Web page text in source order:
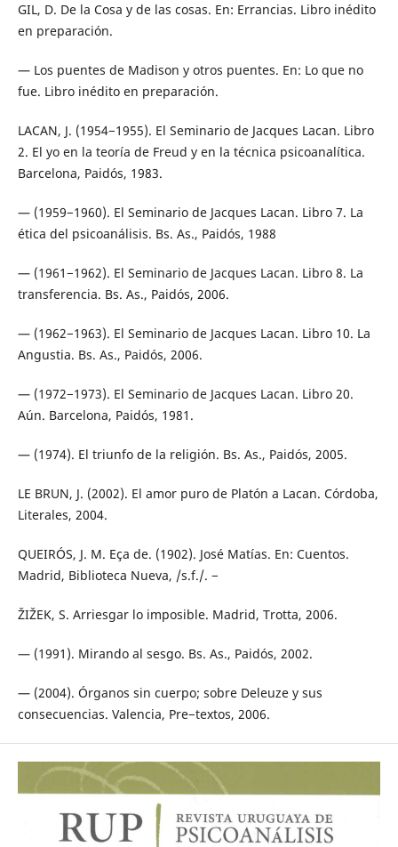
GIL, D. De la Cosa y de las cosas. En: Errancias. Libro inédito
en preparación.
— Los puentes de Madison y otros puentes. En: Lo que no
fue. Libro inédito en preparación.
LACAN, J. (1954−1955). El Seminario de Jacques Lacan. Libro
2. El yo en la teoría de Freud y en la técnica psicoanalítica.
Barcelona, Paidós, 1983.
— (1959−1960). El Seminario de Jacques Lacan. Libro 7. La
ética del psicoanálisis. Bs. As., Paidós, 1988
— (1961−1962). El Seminario de Jacques Lacan. Libro 8. La
transferencia. Bs. As., Paidós, 2006.
— (1962−1963). El Seminario de Jacques Lacan. Libro 10. La
Angustia. Bs. As., Paidós, 2006.
— (1972−1973). El Seminario de Jacques Lacan. Libro 20.
Aún. Barcelona, Paidós, 1981.
— (1974). El triunfo de la religión. Bs. As., Paidós, 2005.
LE BRUN, J. (2002). El amor puro de Platón a Lacan. Córdoba,
Literales, 2004.
QUEIRÓS, J. M. Eça de. (1902). José Matías. En: Cuentos.
Madrid, Biblioteca Nueva, /s.f./. −
ŽIŽEK, S. Arriesgar lo imposible. Madrid, Trotta, 2006.
— (1991). Mirando al sesgo. Bs. As., Paidós, 2002.
— (2004). Órganos sin cuerpo; sobre Deleuze y sus
consecuencias. Valencia, Pre−textos, 2006.